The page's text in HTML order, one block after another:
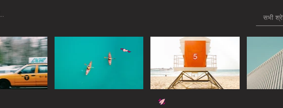
Widget Didn’t Load
Check your internet and refresh
If that doesn’t work, contact us.
सभी